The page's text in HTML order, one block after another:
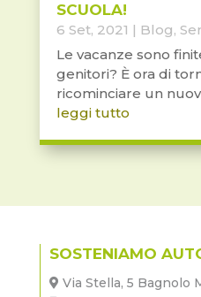
SCUOLA!
6 Set, 2021 | Blog,
Le vacanze sono
genitori? È ora di
ricominciare un
leggi tutto
SOSTENIAMO
Via Stella, 5 Bagnolo